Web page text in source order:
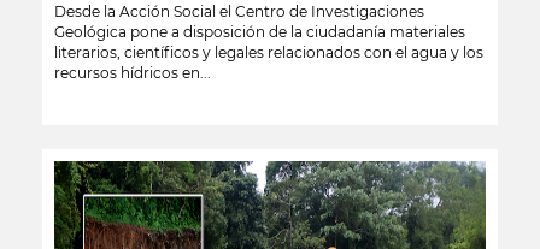
Desde la Acción Social el Centro de Investigaciones
Geológica pone a disposición de la ciudadanía materiales
literarios, científicos y legales relacionados con el agua y los
recursos hídricos en...